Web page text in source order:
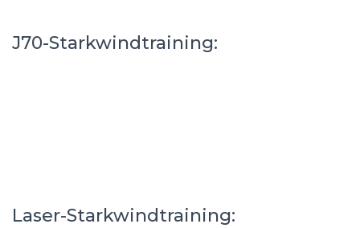
J70-Starkwindtraining:
Laser-Starkwindtraining: